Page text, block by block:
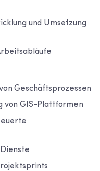
und Umsetzung
Geschäftsprozessen
von GIS-Plattformen